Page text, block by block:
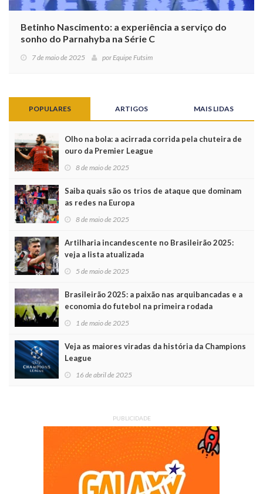
Betinho Nascimento: a experiência a serviço do
sonho do Parnahyba na Série C
7 de maio de 2025 por Equipe Futsim
POPULARES ARTIGOS MAIS LIDAS
Olho na bola: a acirrada corrida pela chuteira de
ouro da Premier League
8 de maio de 2025
Saiba quais são os trios de ataque que dominam
as redes na Europa
8 de maio de 2025
Artilharia incandescente no Brasileirão 2025:
veja a lista atualizada
5 de maio de 2025
Brasileirão 2025: a paixão nas arquibancadas e a
economia do futebol na primeira rodada
1 de maio de 2025
Veja as maiores viradas da história da Champions
League
16 de abril de 2025
PUBLICIDADE